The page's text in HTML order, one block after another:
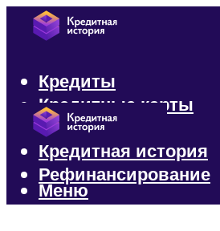
Кредиты
Кредитные карты
Микрозаймы
Кредитная история
Рефинансирование
Меню